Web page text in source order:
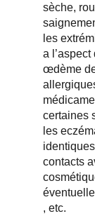
sèche,
les
a
œdème
certaines
les
contacts
, etc.